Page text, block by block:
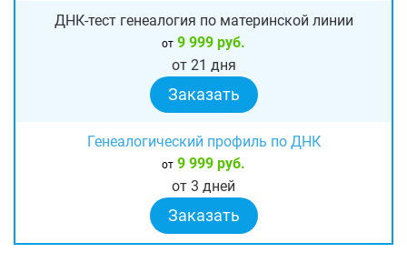
ДНК-тест генеалогия по материнской линии
от 9 999 руб.
от 21 дня
Заказать
Генеалогический профиль по ДНК
от 9 999 руб.
от 3 дней
Заказать